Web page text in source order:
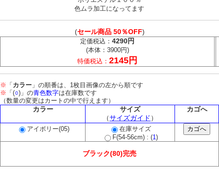
色ムラ加工になってます
(セール商品 50％OFF)
定価税込： 4290円
(本体：3900円)
特価税込： 2145円
※ 「カラー 」の順番は、1枚目画像の左から順です
※ 「(○)」の青色数字は在庫数です
（数量の変更はカートの中で行えます）
カラー
サイズ
（サイズガイド ）
カゴへ
アイボリー(05)
在庫サイズ
F(54-56cm) : (1)
ブラック(80)完売